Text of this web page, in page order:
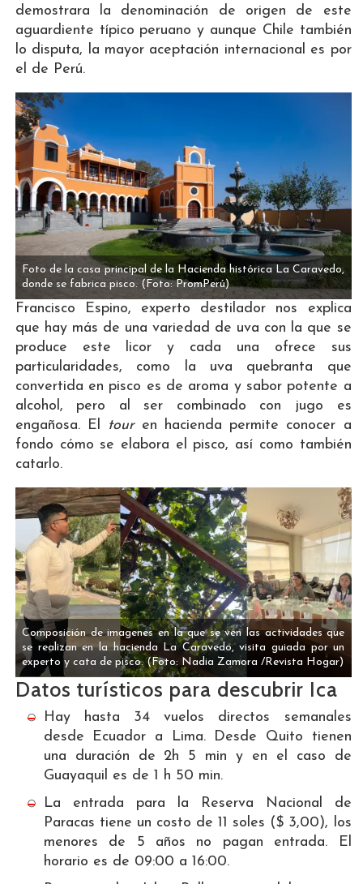
demostrara la denominación de origen de este
aguardiente típico peruano y aunque Chile también
lo disputa, la mayor aceptación internacional es por
el de Perú.
Foto de la casa principal de la Hacienda histórica La Caravedo,
donde se fabrica pisco. (Foto: PromPerú)
Francisco Espino, experto destilador nos explica
que hay más de una variedad de uva con la que se
produce este licor y cada una ofrece sus
particularidades, como la uva quebranta que
convertida en pisco es de aroma y sabor potente a
alcohol, pero al ser combinado con jugo es
engañosa. El
touren hacienda permite conocer a
fondo cómo se elabora el pisco, así como también
catarlo.
Composición de imagenes en la que se ven las actividades que
se realizan en la hacienda La Caravedo, visita guiada por un
experto y cata de pisco.(Foto: Nadia Zamora /Revista Hogar)
Datos turísticos para descubrir Ica ​​​
Hay hasta 34 vuelos directos semanales
desde Ecuador a Lima. Desde Quito tienen
una duración de 2h 5 min y en el caso de
Guayaquil es de 1 h 50 min.
La entrada para la Reserva Nacional de
Paracas tiene un costo de 11 soles ($ 3,00), los
menores de 5 años no pagan entrada. El
horario es de 09:00 a 16:00.